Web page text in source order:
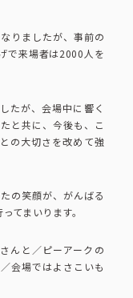
わせ
りましたが、事前の
で来場者は2000人を
たが、会場中に響く
と共に、今後も、こ
の大切さを改めて強
の笑顔が、がんばる
てまいります。
んと／ピーアークの
会場ではよさこいも